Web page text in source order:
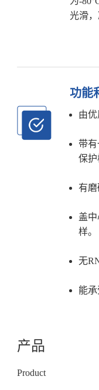
光滑，
功能
由优
带有
保护
有磨
盖
样。
无
能承
产品
Product